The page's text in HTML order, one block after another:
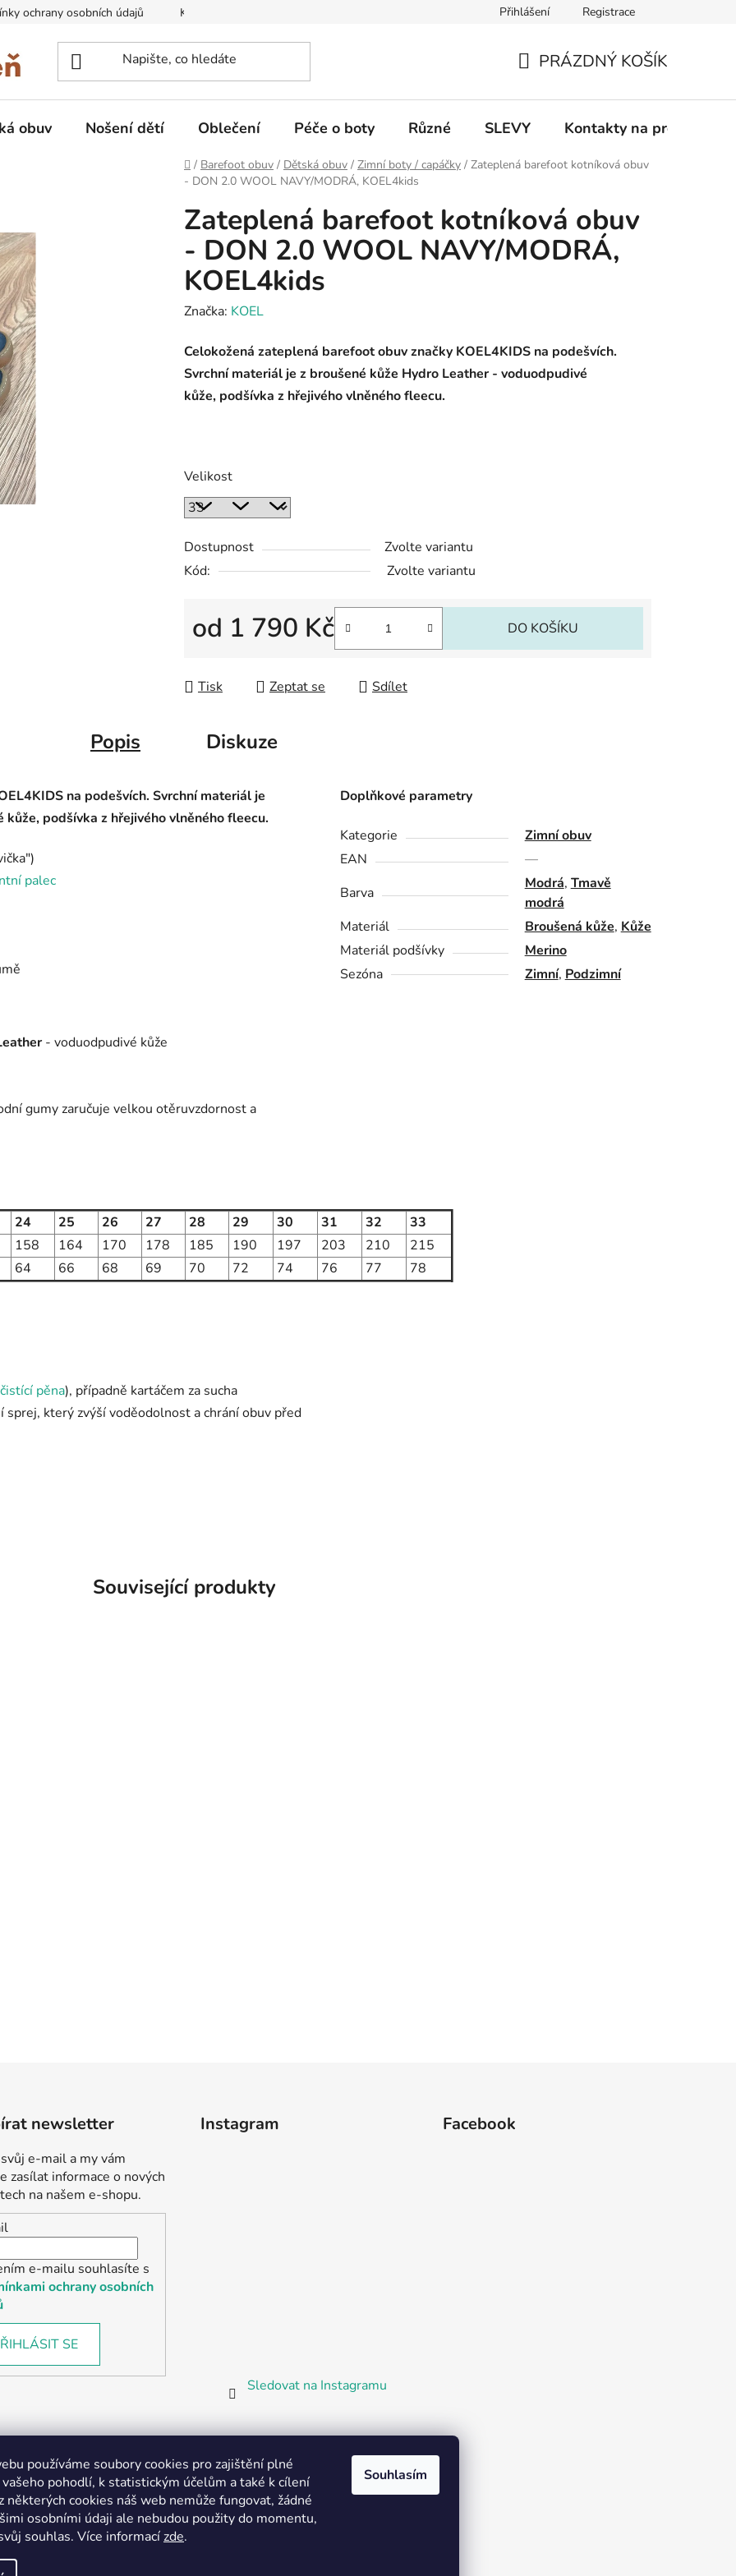
používáme soubory cookies pro zajištění plné
pohodlí, k statistickým účelům a také k cílení
některých cookies náš web nemůže fungovat, žádné
osobními údaji ale nebudou použity do momentu,
souhlas. Více informacízde.
Souhlasím
ochrany osobních údajů Kontakty na prodejny Informace k on-line platbám Odstoupení od
Přihlášení Registrace
KOŠÍK
PRÁZDNÝ KOŠÍK
obuv Nošení dětí Oblečení Péče o boty Různé SLEVY Kontakty na prodejny
Domů
/ Barefoot obuv / Dětská obuv / Zimní boty / capáčky / Zateplená barefoot kotníková obuv
- DON 2.0 WOOL NAVY/MODRÁ, KOEL4kids
Zateplená barefoot kotníková obuv
- DON 2.0 WOOL NAVY/MODRÁ,
KOEL4kids
Značka: KOEL
Celokožená zateplená barefoot obuv značky KOEL4KIDS na podešvích.
Svrchní materiál je z broušené kůže Hydro Leather - voduodpudivé
kůže, podšívka z hřejivého vlněného fleecu.
Velikost
Dostupnost
Zvolte variantu
Kód:
Zvolte variantu
od 1 790 Kč DO KOŠÍKU
Tisk Zeptat se Sdílet
Popis Diskuze
na podešvích. Svrchní materiál je
podšívka z hřejivého vlněného fleecu.
palec
- voduodpudivé kůže
gumy zaručuje velkou otěruvzdornost a
24 25 26 27 28 29 30 31 32
33
158
164 170 178 185 190 197 203 210
215
64
66 68 69 70 72 74 76 77 78
pěna), případně kartáčem za sucha
který zvýší voděodolnost a chrání obuv před
Doplňkové parametry
Kategorie
Zimní obuv
EAN
—
Barva
Modrá, Tmavě
modrá
Materiál
Broušená kůže, Kůže
Materiál podšívky
Merino
Sezóna
Zimní, Podzimní
Související produkty
newsletter
e-mail a my vám
zasílat informace o nových
na našem e-shopu.
e-mailu souhlasíte s
ochrany osobních
SE
Instagram
Sledovat na Instagramu
Facebook
Partnerská prodejna Barefoot Plzeň